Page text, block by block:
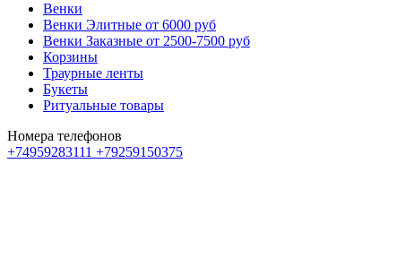
Венки
Венки Элитные от 6000 руб
Венки Заказные от 2500-7500 руб
Корзины
Траурные ленты
Букеты
Ритуальные товары
Номера телефонов
+74959283111 +79259150375